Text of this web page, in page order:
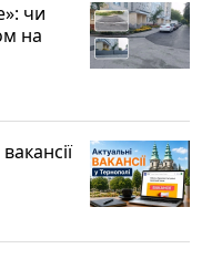
чи
на